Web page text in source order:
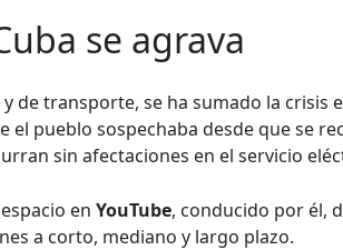
se agrava
de transporte, se ha sumado la
el pueblo sospechaba desde que se
sin afectaciones en el servicio
en YouTube, conducido por él,
a corto, mediano y largo plazo.